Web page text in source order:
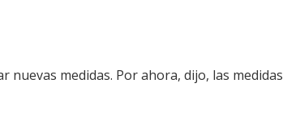
medidas. Por ahora, dijo, las medidas